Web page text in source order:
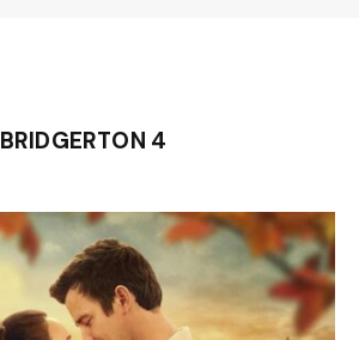
BRIDGERTON 4